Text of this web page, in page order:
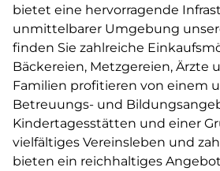
bietet eine hervorragende
unmittelbarer Umgebung
finden Sie zahlreiche
Bäckereien, Metzgereien, Ärzte
Familien profitieren von einem
Betreuungs- und
Kindertagesstätten und einer
vielfältiges Vereinsleben und
bieten ein reichhaltiges